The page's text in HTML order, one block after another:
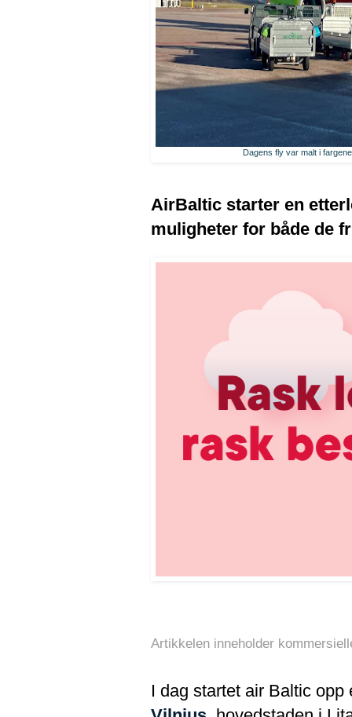
Dagens fly var malt i
AirBaltic starter en
muligheter for både de
Artikkelen inneholder
I dag startet air Baltic